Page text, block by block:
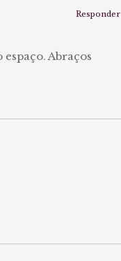
Abraços
Responder